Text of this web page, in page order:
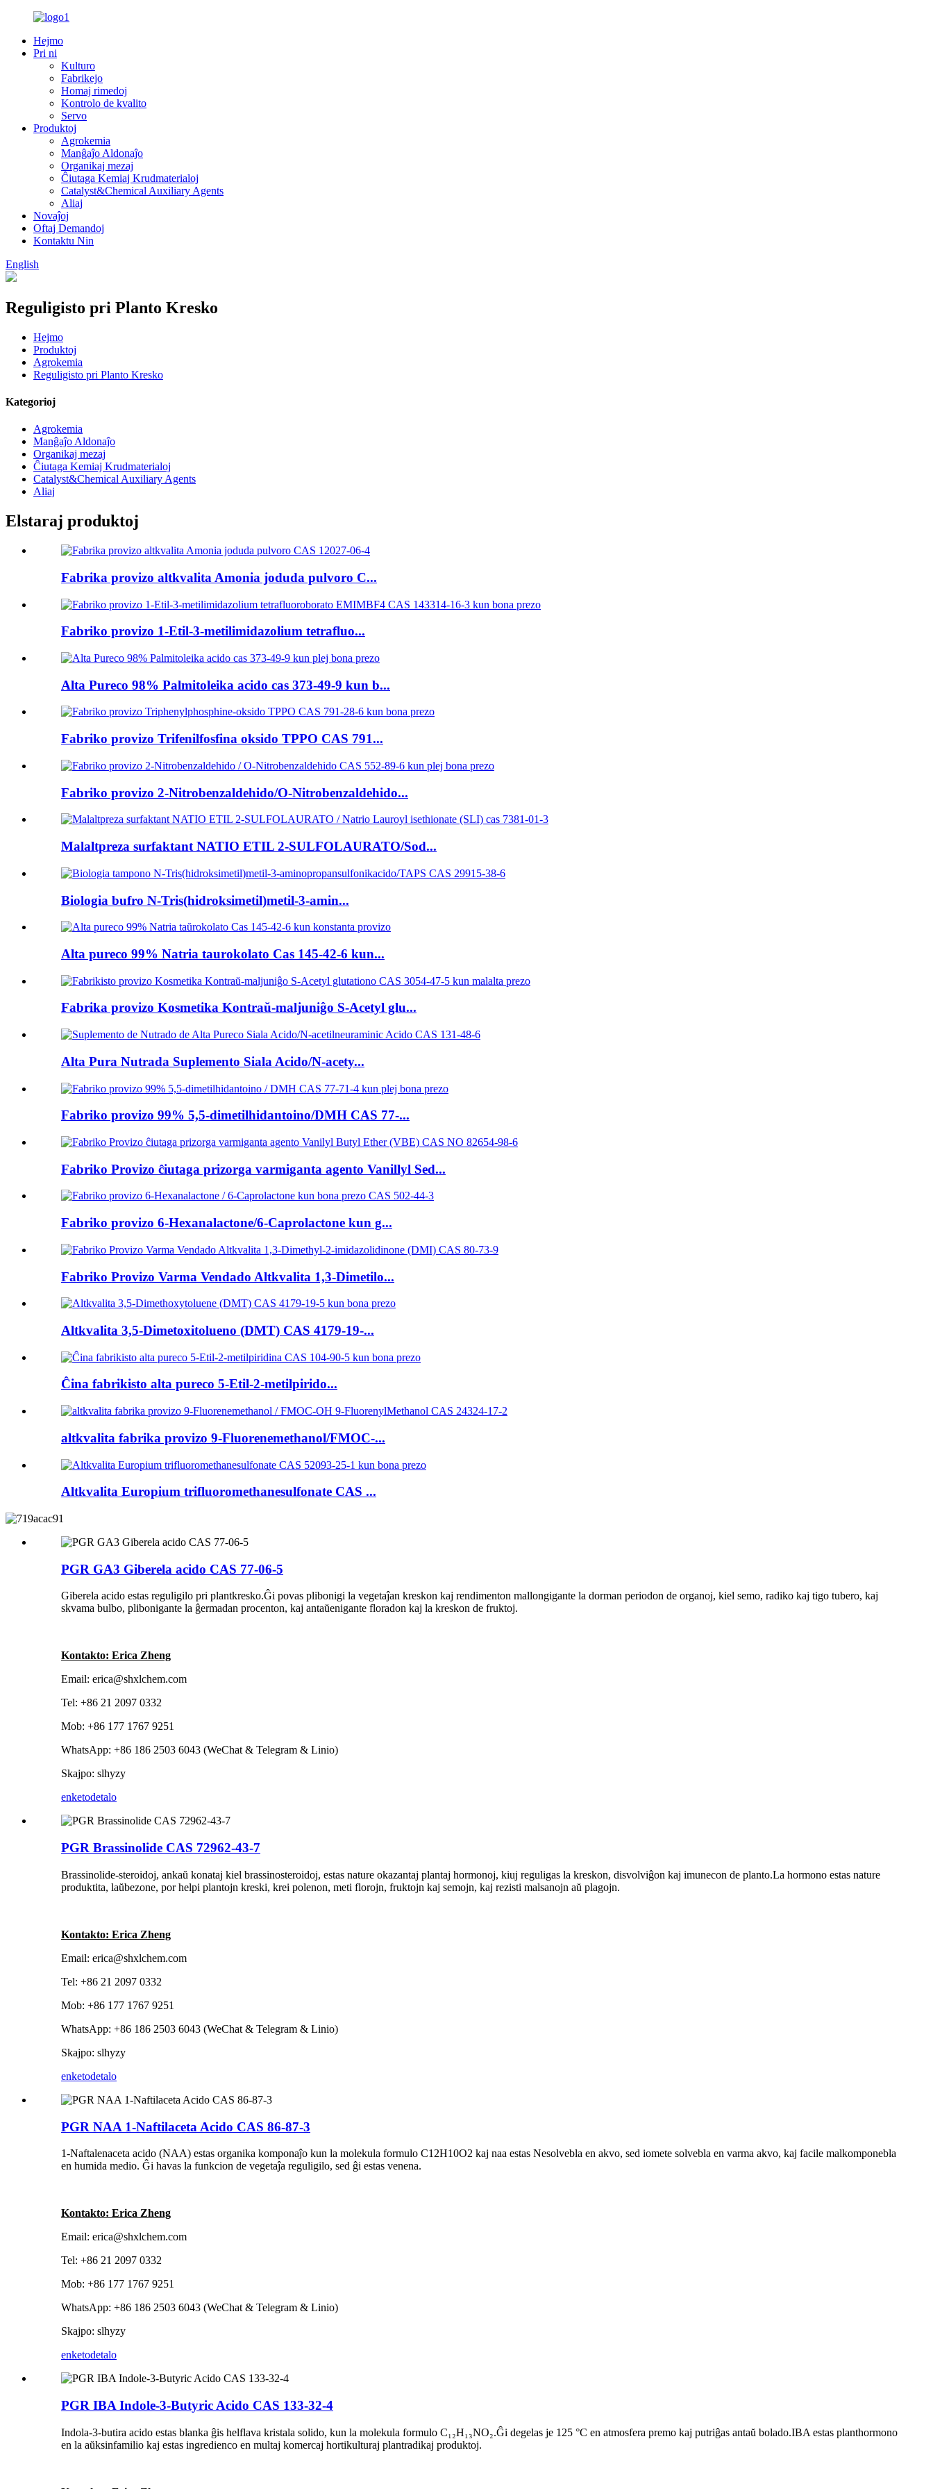
Hejmo
Pri ni
Kulturo
Fabrikejo
Homaj rimedoj
Kontrolo de kvalito
Servo
Produktoj
Agrokemia
Manĝaĵo Aldonaĵo
Organikaj mezaj
Ĉiutaga Kemiaj Krudmaterialoj
Catalyst&Chemical Auxiliary Agents
Aliaj
Novaĵoj
Oftaj Demandoj
Kontaktu Nin
English
Reguligisto pri Planto Kresko
Hejmo
Produktoj
Agrokemia
Reguligisto pri Planto Kresko
Kategorioj
Agrokemia
Manĝaĵo Aldonaĵo
Organikaj mezaj
Ĉiutaga Kemiaj Krudmaterialoj
Catalyst&Chemical Auxiliary Agents
Aliaj
Elstaraj produktoj
Fabrika provizo altkvalita Amonia joduda pulvoro C...
Fabriko provizo 1-Etil-3-metilimidazolium tetrafluo...
Alta Pureco 98% Palmitoleika acido cas 373-49-9 kun b...
Fabriko provizo Trifenilfosfina oksido TPPO CAS 791...
Fabriko provizo 2-Nitrobenzaldehido/O-Nitrobenzaldehido...
Malaltpreza surfaktant NATIO ETIL 2-SULFOLAURATO/Sod...
Biologia bufro N-Tris(hidroksimetil)metil-3-amin...
Alta pureco 99% Natria taurokolato Cas 145-42-6 kun...
Fabrika provizo Kosmetika Kontraŭ-maljuniĝo S-Acetyl glu...
Alta Pura Nutrada Suplemento Siala Acido/N-acety...
Fabriko provizo 99% 5,5-dimetilhidantoino/DMH CAS 77-...
Fabriko Provizo ĉiutaga prizorga varmiganta agento Vanillyl Sed...
Fabriko provizo 6-Hexanalactone/6-Caprolactone kun g...
Fabriko Provizo Varma Vendado Altkvalita 1,3-Dimetilo...
Altkvalita 3,5-Dimetoxitolueno (DMT) CAS 4179-19-...
Ĉina fabrikisto alta pureco 5-Etil-2-metilpirido...
altkvalita fabrika provizo 9-Fluorenemethanol/FMOC-...
Altkvalita Europium trifluoromethanesulfonate CAS ...
PGR GA3 Giberela acido CAS 77-06-5
Giberela acido estas reguligilo pri plantkresko.Ĝi povas plibonigi la vegetaĵan kreskon kaj rendimenton mallongigante la dorman periodon de organoj, kiel semo, radiko kaj tigo tubero, kaj
skvama bulbo, plibonigante la ĝermadan procenton, kaj antaŭenigante floradon kaj la kreskon de fruktoj.
Kontakto: Erica Zheng
Email: erica@shxlchem.com
Tel: +86 21 2097 0332
Mob: +86 177 1767 9251
WhatsApp: +86 186 2503 6043 (WeChat & Telegram & Linio)
Skajpo: slhyzy
enketodetalo
PGR Brassinolide CAS 72962-43-7
Brassinolide-steroidoj, ankaŭ konataj kiel brassinosteroidoj, estas nature okazantaj plantaj hormonoj, kiuj reguligas la kreskon, disvolviĝon kaj imunecon de planto.La hormono estas nature
produktita, laŭbezone, por helpi plantojn kreski, krei polenon, meti florojn, fruktojn kaj semojn, kaj rezisti malsanojn aŭ plagojn.
Kontakto: Erica Zheng
Email: erica@shxlchem.com
Tel: +86 21 2097 0332
Mob: +86 177 1767 9251
WhatsApp: +86 186 2503 6043 (WeChat & Telegram & Linio)
Skajpo: slhyzy
enketodetalo
PGR NAA 1-Naftilaceta Acido CAS 86-87-3
1-Naftalenaceta acido (NAA) estas organika komponaĵo kun la molekula formulo C12H10O2 kaj naa estas Nesolvebla en akvo, sed iomete solvebla en varma akvo, kaj facile malkomponebla
en humida medio. Ĝi havas la funkcion de vegetaĵa reguligilo, sed ĝi estas venena.
Kontakto: Erica Zheng
Email: erica@shxlchem.com
Tel: +86 21 2097 0332
Mob: +86 177 1767 9251
WhatsApp: +86 186 2503 6043 (WeChat & Telegram & Linio)
Skajpo: slhyzy
enketodetalo
PGR IBA Indole-3-Butyric Acido CAS 133-32-4
Indola-3-butira acido estas blanka ĝis helflava kristala solido, kun la molekula formulo C₁₂H₁₃NO₂.Ĝi degelas je 125 °C en atmosfera premo kaj putriĝas antaŭ bolado.IBA estas planthormono
en la aŭksinfamilio kaj estas ingredienco en multaj komercaj hortikulturaj plantradikaj produktoj.